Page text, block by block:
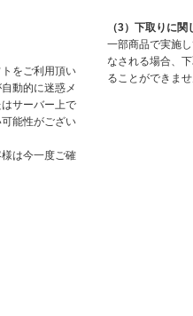
をご利用頂い
動的に迷惑メ
サーバー上で
能性がござい
は今一度ご確
（3）下取りに関
一部商品で実施
なされる場合、
ることができま